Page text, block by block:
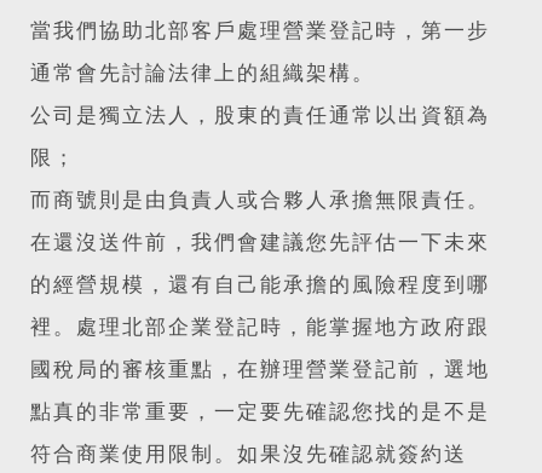
當我們協助北部客戶處理營業登記時，第一步
通常會先討論法律上的組織架構。
公司是獨立法人，股東的責任通常以出資額為
限；
而商號則是由負責人或合夥人承擔無限責任。
在還沒送件前，我們會建議您先評估一下未來
的經營規模，還有自己能承擔的風險程度到哪
裡。處理北部企業登記時，能掌握地方政府跟
國稅局的審核重點，在辦理營業登記前，選地
點真的非常重要，一定要先確認您找的是不是
符合商業使用限制。如果沒先確認就簽約送